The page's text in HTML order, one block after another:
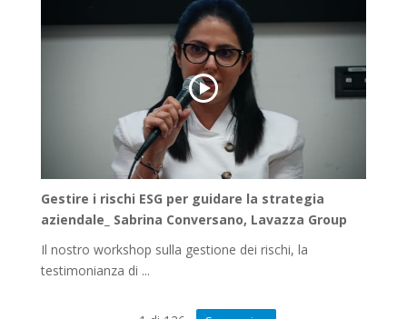
Gestire i rischi ESG per guidare la strategia
aziendale_ Sabrina Conversano, Lavazza Group
Il nostro workshop sulla gestione dei rischi, la
testimonianza di ...